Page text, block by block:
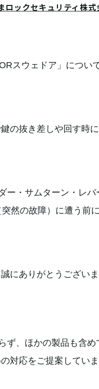
ロックセキュリティ株式
スウェドア」につい
の抜き差しや回す時
ー・サムターン・レ
然の故障）に遭う前
にありがとうございま
ず、ほかの製品も含
対応をご提案していま